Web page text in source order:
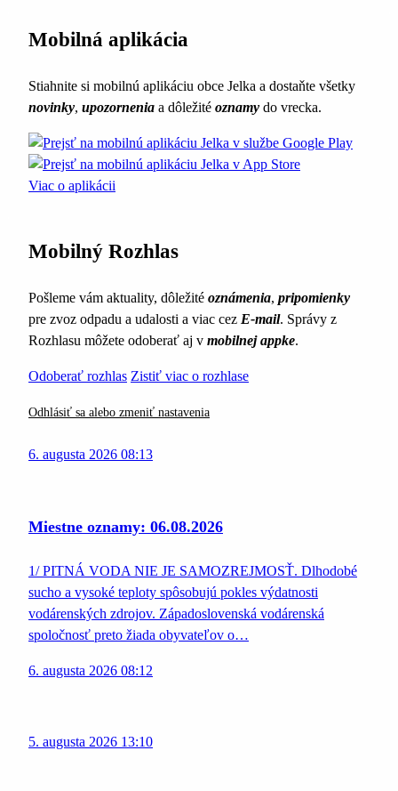
Mobilná aplikácia
Stiahnite si mobilnú aplikáciu obce Jelka a dostaňte všetky
novinky, upozornenia a dôležité oznamy do vrecka.
Viac o aplikácii
Mobilný Rozhlas
Pošleme vám aktuality, dôležité oznámenia, pripomienky
pre zvoz odpadu a udalosti a viac cez E-mail. Správy z
Rozhlasu môžete odoberať aj v mobilnej appke.
Odoberať rozhlas Zistiť viac o rozhlase
Odhlásiť sa alebo zmeniť nastavenia
6. augusta 2026 08:13
Miestne oznamy: 06.08.2026
1/ PITNÁ VODA NIE JE SAMOZREJMOSŤ. Dlhodobé
sucho a vysoké teploty spôsobujú pokles výdatnosti
vodárenských zdrojov. Západoslovenská vodárenská
spoločnosť preto žiada obyvateľov o…
6. augusta 2026 08:12
5. augusta 2026 13:10